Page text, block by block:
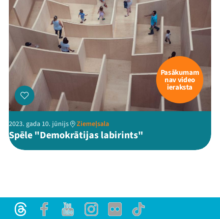
Pasākumam
nav video
ieraksta
2023. gada 10. jūnijs Ziemeļsala
Spēle "Demokrātijas labirints"
ThreadsFacebookYoutubeInstagram
Flick TikTok